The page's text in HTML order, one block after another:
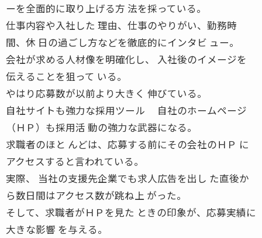
ーを全面的に取り上げる方 法を採っている。
仕事内容や入社した 理由、仕事のやりがい、勤務時
間、休 日の過ごし方などを徹底的にインタビ ュー。
会社が求める人材像を明確化し、 入社後のイメージを
伝えることを狙って いる。
やはり応募数が以前より大きく 伸びている。
自社サイトも強力な採用ツール 自社のホームページ
（ＨＰ）も採用活 動の強力な武器になる。
求職者のほと んどは、応募する前にその会社のＨＰ に
アクセスすると言われている。
実際、 当社の支援先企業でも求人広告を出し た直後か
ら数日間はアクセス数が跳ね上 がった。
そして、求職者がＨＰを見た ときの印象が、応募実績に
大きな影響 を与える。